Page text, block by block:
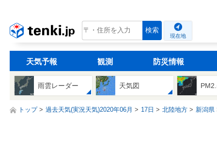
tenki.jp 検索
現在地
天気予報 観測 防災情報
雨雲レーダー 天気図
トップ 過去天気(実況天気)2020年06月 17日 北陸地方 新潟県